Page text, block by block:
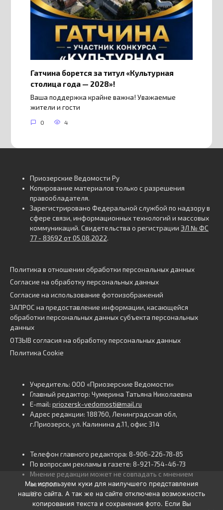
Гатчина борется за титул «Культурная
столица года — 2028»!
Ваша поддержка крайне важна! Уважаемые
жители и гости
0 4
Приозерские Ведомости Ру
Копирование материалов только с разрешения
правообладателя.
Зарегистрировано Федеральной службой по надзору в
сфере связи, информационных технологий и массовых
коммуникаций. Свидетельства о регистрации ЭЛ № ФС
77 - 83692 от 05.08.2022.
Политика в отношении обработки персональных данных
Согласие на обработку персональных данных
Согласие на использование фотоизображений
ЗАПРОС на предоставление информации, касающейся
обработки персональных данных субъекта персональных
данных
ОТЗЫВ согласия на обработку персональных данных
Политика Cookie
Учредитель: ООО «Приозерские Ведомости»
Главный редактор: Чумерина Татьяна Николаевна
E-mail: priozersk-vedomosti@mail.ru
Адрес редакции: 188760, Ленинградская обл,
г.Приозерск, ул. Калинина д.11, офис 314
Телефон главного редактора: 8-906-226-78-85
По вопросам рекламы в газете: 8-921-754-46-73
Мнение редакции может не совпадать с мнением
авторов.
16+
Мы используем куки для наилучшего представления
нашего сайта. А так же на сайте отключена возможность
копирования текста и сохранения фото. Если Вы